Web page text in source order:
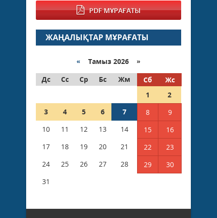
PDF МҰРАҒАТЫ
ЖАҢАЛЫҚТАР МҰРАҒАТЫ
« Тамыз 2026 »
Дс
Сс Ср Бс Жм Сб
Жс
1
2
3
4 5 6 7 8
9
10
11 12 13 14 15
16
17
18 19 20 21 22
23
24
25 26 27 28 29
30
31